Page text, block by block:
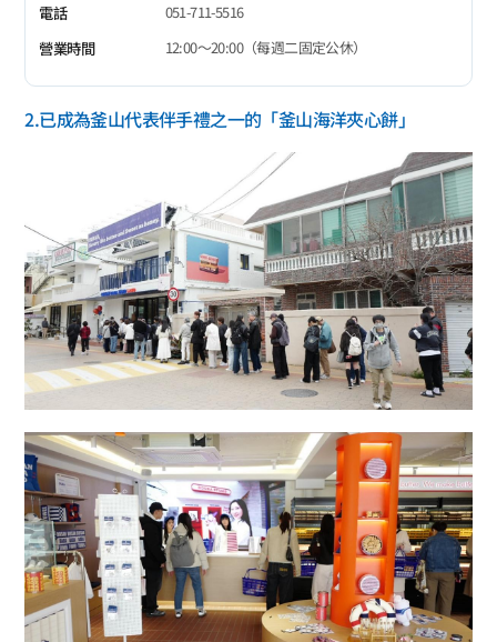
電話
051-711-5516
營業時間
12:00～20:00（每週二固定公休）
2.已成為釜山代表伴手禮之一的「釜山海洋夾心餅」